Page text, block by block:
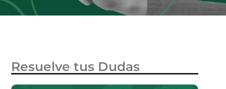
Resuelve tus Dudas